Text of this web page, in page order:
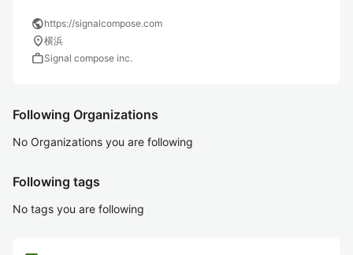
publichttps://signalcompose.com
location_on横浜
workSignal compose inc.
Following Organizations
No Organizations you are following
Following tags
No tags you are following